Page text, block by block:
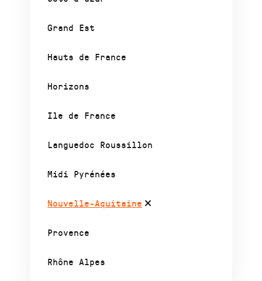
Grand Est
Hauts de France
Horizons
Ile de France
Languedoc Roussillon
Midi Pyrénées
Nouvelle-Aquitaine
Provence
Rhône Alpes